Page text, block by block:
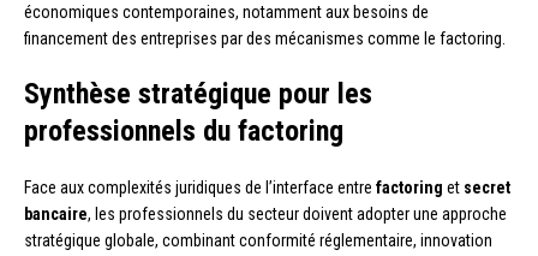
économiques contemporaines, notamment aux besoins de
financement des entreprises par des mécanismes comme le factoring.
Synthèse stratégique pour les
professionnels du factoring
Face aux complexités juridiques de l’interface entre factoring et secret
bancaire, les professionnels du secteur doivent adopter une approche
stratégique globale, combinant conformité réglementaire, innovation